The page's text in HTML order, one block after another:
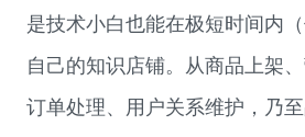
是技术小白也能在极短时间内
自己的知识店铺。从商品上架
订单处理、用户关系维护，乃